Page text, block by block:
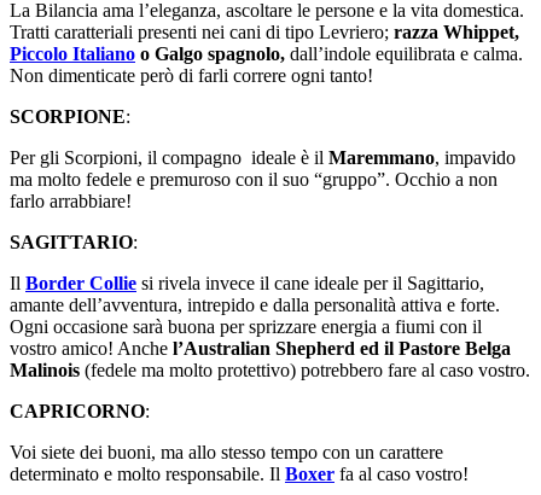
La Bilancia ama l’eleganza, ascoltare le persone e la vita domestica.
Tratti caratteriali presenti nei cani di tipo Levriero; razza Whippet,
Piccolo Italiano o Galgo spagnolo, dall’indole equilibrata e calma.
Non dimenticate però di farli correre ogni tanto!
SCORPIONE:
Per gli Scorpioni, il compagno ideale è il Maremmano, impavido
ma molto fedele e premuroso con il suo “gruppo”. Occhio a non
farlo arrabbiare!
SAGITTARIO:
Il Border Collie si rivela invece il cane ideale per il Sagittario,
amante dell’avventura, intrepido e dalla personalità attiva e forte.
Ogni occasione sarà buona per sprizzare energia a fiumi con il
vostro amico! Anche l’Australian Shepherd ed il Pastore Belga
Malinois (fedele ma molto protettivo) potrebbero fare al caso vostro.
CAPRICORNO:
Voi siete dei buoni, ma allo stesso tempo con un carattere
determinato e molto responsabile. Il Boxer fa al caso vostro!